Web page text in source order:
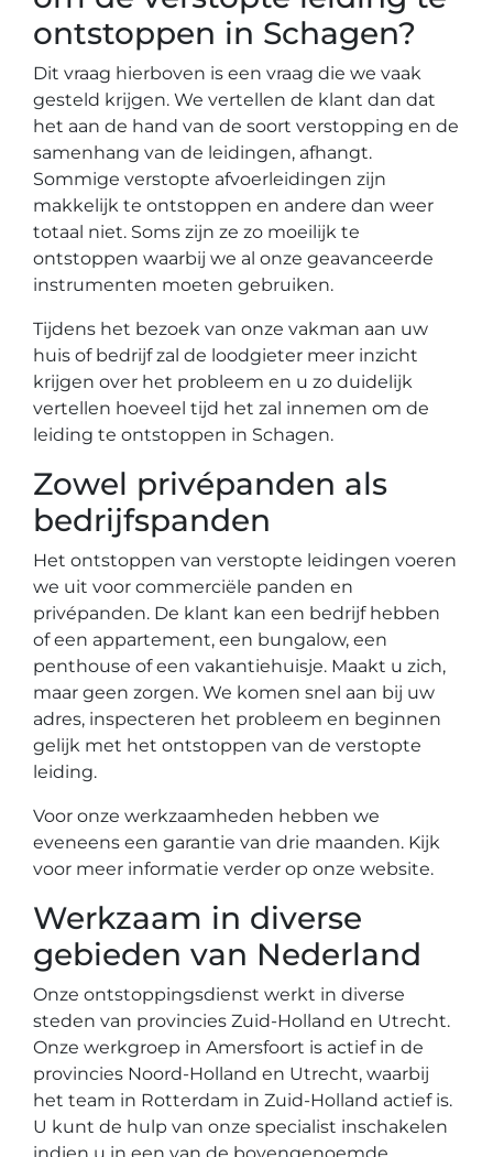
ontstoppen in Schagen?
Dit vraag hierboven is een vraag die we vaak
gesteld krijgen. We vertellen de klant dan dat
het aan de hand van de soort verstopping en de
samenhang van de leidingen, afhangt.
Sommige verstopte afvoerleidingen zijn
makkelijk te ontstoppen en andere dan weer
totaal niet. Soms zijn ze zo moeilijk te
ontstoppen waarbij we al onze geavanceerde
instrumenten moeten gebruiken.
Tijdens het bezoek van onze vakman aan uw
huis of bedrijf zal de loodgieter meer inzicht
krijgen over het probleem en u zo duidelijk
vertellen hoeveel tijd het zal innemen om de
leiding te ontstoppen in Schagen.
Zowel privépanden als
bedrijfspanden
Het ontstoppen van verstopte leidingen voeren
we uit voor commerciële panden en
privépanden. De klant kan een bedrijf hebben
of een appartement, een bungalow, een
penthouse of een vakantiehuisje. Maakt u zich,
maar geen zorgen. We komen snel aan bij uw
adres, inspecteren het probleem en beginnen
gelijk met het ontstoppen van de verstopte
leiding.
Voor onze werkzaamheden hebben we
eveneens een garantie van drie maanden. Kijk
voor meer informatie verder op onze website.
Werkzaam in diverse
gebieden van Nederland
Onze ontstoppingsdienst werkt in diverse
steden van provincies Zuid-Holland en Utrecht.
Onze werkgroep in Amersfoort is actief in de
provincies Noord-Holland en Utrecht, waarbij
het team in Rotterdam in Zuid-Holland actief is.
U kunt de hulp van onze specialist inschakelen